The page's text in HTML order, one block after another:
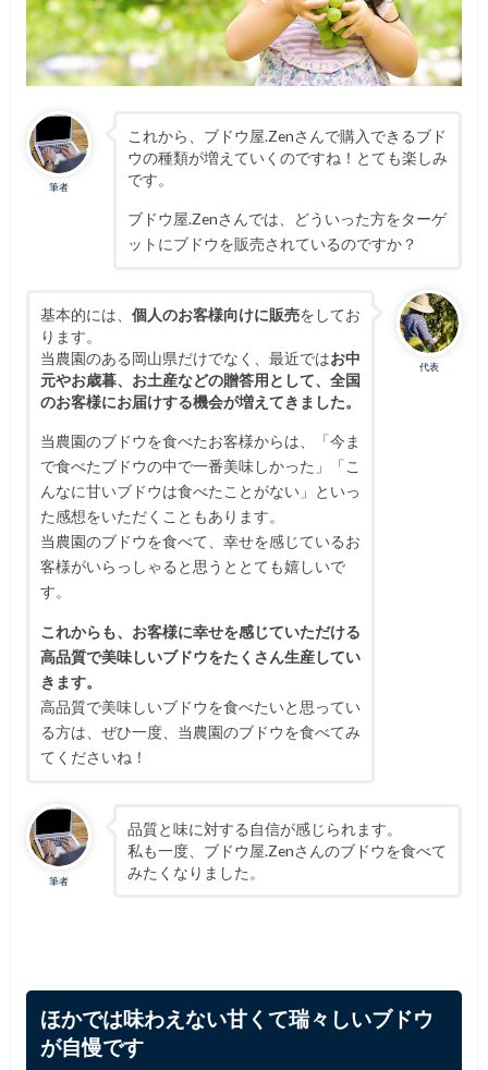
筆者
これから、ブドウ屋.Zenさんで購入できるブド
ウの種類が増えていくのですね！とても楽しみ
です。
ブドウ屋.Zenさんでは、どういった方をターゲ
ットにブドウを販売されているのですか？
代表
基本的には、 個人のお客様向けに販売をしてお
ります。
当農園のある岡山県だけでなく、最近ではお中
元やお歳暮、お土産などの贈答用として、全国
のお客様にお届けする機会が増えてきました。
当農園のブドウを食べたお客様からは、「今ま
で食べたブドウの中で一番美味しかった」「こ
んなに甘いブドウは食べたことがない」といっ
た感想をいただくこともあります。
当農園のブドウを食べて、幸せを感じているお
客様がいらっしゃると思うととても嬉しいで
す。
これからも、お客様に幸せを感じていただける
高品質で美味しいブドウをたくさん生産してい
きます。
高品質で美味しいブドウを食べたいと思ってい
る方は、ぜひ一度、当農園のブドウを食べてみ
てくださいね！
筆者
品質と味に対する自信が感じられます。
私も一度、ブドウ屋.Zenさんのブドウを食べて
みたくなりました。
ほかでは味わえない甘くて瑞々しいブドウ
が自慢です